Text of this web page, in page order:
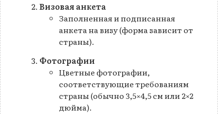
Визовая анкета
Заполненная и подписанная
анкета на визу (форма зависит от
страны).
Фотографии
Цветные фотографии,
соответствующие требованиям
страны (обычно 3,5×4,5 см или 2×2
дюйма).